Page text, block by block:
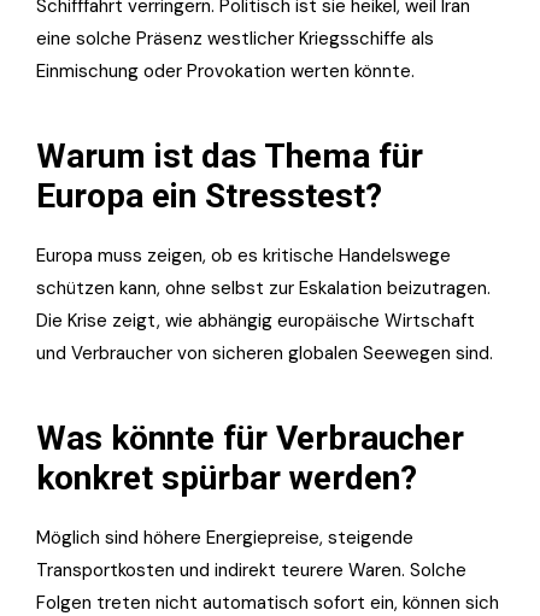
Schifffahrt verringern. Politisch ist sie heikel, weil Iran
eine solche Präsenz westlicher Kriegsschiffe als
Einmischung oder Provokation werten könnte.
Warum ist das Thema für
Europa ein Stresstest?
Europa muss zeigen, ob es kritische Handelswege
schützen kann, ohne selbst zur Eskalation beizutragen.
Die Krise zeigt, wie abhängig europäische Wirtschaft
und Verbraucher von sicheren globalen Seewegen sind.
Was könnte für Verbraucher
konkret spürbar werden?
Möglich sind höhere Energiepreise, steigende
Transportkosten und indirekt teurere Waren. Solche
Folgen treten nicht automatisch sofort ein, können sich